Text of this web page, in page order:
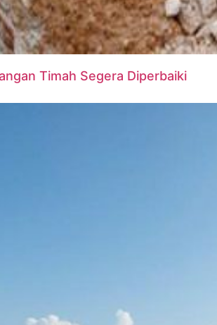
Timah Segera Diperbaiki